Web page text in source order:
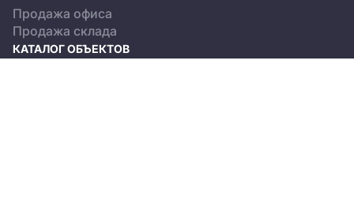
Продажа офиса
Продажа склада
КАТАЛОГ ОБЪЕКТОВ